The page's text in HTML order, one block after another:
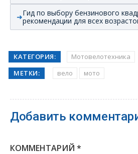
Гид по выбору бензинового
рекомендации для всех
КАТЕГОРИЯ:
Мотовелотехника
МЕТКИ:
вело мото
Добавить
КОММЕНТАРИЙ *